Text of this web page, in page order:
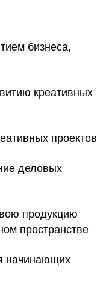
бизнеса,
креативных
проектов
деловых
продукцию
пространстве
начинающих